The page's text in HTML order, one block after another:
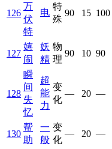
126
万
伏
特
电
特
殊
90 15 100
127
嬉
闹
妖
精
物
理
90 10 90
128
瞬
间
失
忆
超
能
力
变
化
— 20 —
130
帮
助
一
般
变
化
— 20 —